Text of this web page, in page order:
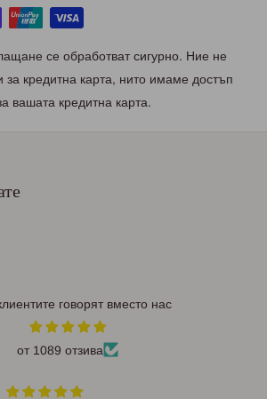
се обработват сигурно. Ние не
кредитна карта, нито имаме достъп
вашата кредитна карта.
говорят вместо нас
от 1089 отзива